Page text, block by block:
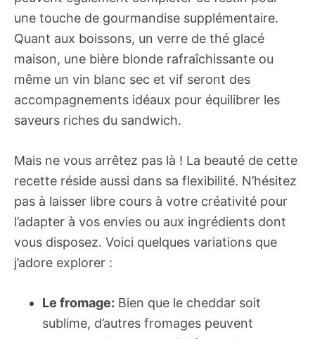
une touche de gourmandise supplémentaire.
Quant aux boissons, un verre de thé glacé
maison, une bière blonde rafraîchissante ou
même un vin blanc sec et vif seront des
accompagnements idéaux pour équilibrer les
saveurs riches du sandwich.
Mais ne vous arrêtez pas là ! La beauté de cette
recette réside aussi dans sa flexibilité. N’hésitez
pas à laisser libre cours à votre créativité pour
l’adapter à vos envies ou aux ingrédients dont
vous disposez. Voici quelques variations que
j’adore explorer :
Le fromage: Bien que le cheddar soit
sublime, d’autres fromages peuvent